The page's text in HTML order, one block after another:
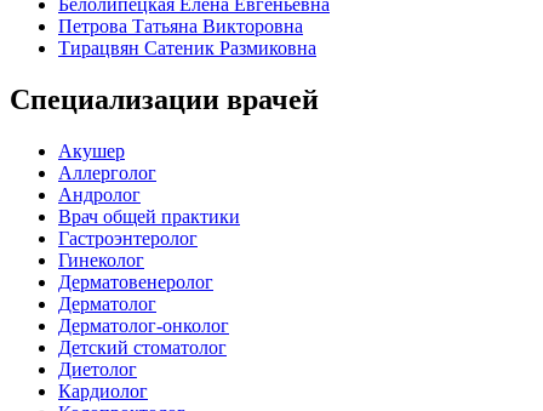
Белолипецкая Елена Евгеньевна
Петрова Татьяна Викторовна
Тирацвян Сатеник Размиковна
Специализации врачей
Акушер
Аллерголог
Андролог
Врач общей практики
Гастроэнтеролог
Гинеколог
Дерматовенеролог
Дерматолог
Дерматолог-онколог
Детский стоматолог
Диетолог
Кардиолог